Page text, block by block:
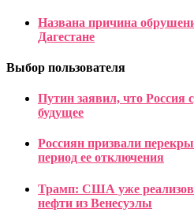
Названа причина
Дагестане
Выбор пользователя
Путин заявил, что Россия
будущее
Россиян призвали
период ее отключения
Трамп: США уже
нефти из Венесуэлы